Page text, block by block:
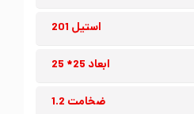
استیل 201
ابعاد 25* 25
ضخامت 1.2